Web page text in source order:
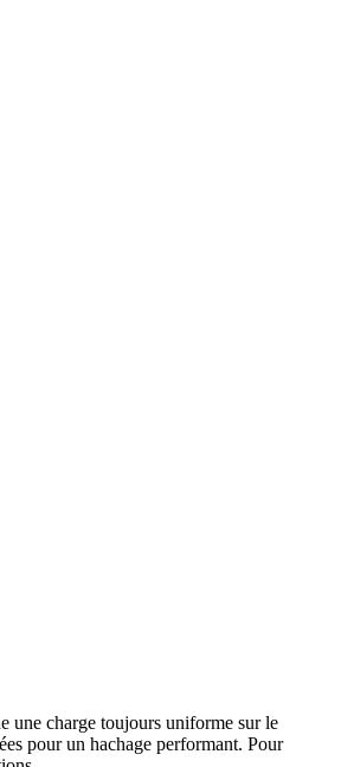
une charge toujours uniforme sur le
pour un hachage performant. Pour